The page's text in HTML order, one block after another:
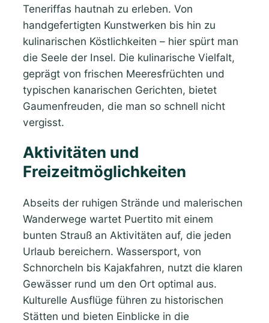
Teneriffas hautnah zu erleben. Von
handgefertigten Kunstwerken bis hin zu
kulinarischen Köstlichkeiten – hier spürt man
die Seele der Insel. Die kulinarische Vielfalt,
geprägt von frischen Meeresfrüchten und
typischen kanarischen Gerichten, bietet
Gaumenfreuden, die man so schnell nicht
vergisst.
Aktivitäten und
Freizeitmöglichkeiten
Abseits der ruhigen Strände und malerischen
Wanderwege wartet Puertito mit einem
bunten Strauß an Aktivitäten auf, die jeden
Urlaub bereichern. Wassersport, von
Schnorcheln bis Kajakfahren, nutzt die klaren
Gewässer rund um den Ort optimal aus.
Kulturelle Ausflüge führen zu historischen
Stätten und bieten Einblicke in die